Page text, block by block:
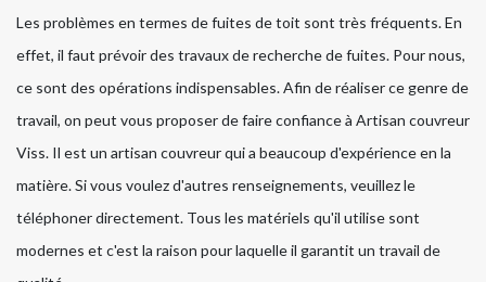
Les problèmes en termes de fuites de toit sont très fréquents. En
effet, il faut prévoir des travaux de recherche de fuites. Pour nous,
ce sont des opérations indispensables. Afin de réaliser ce genre de
travail, on peut vous proposer de faire confiance à Artisan couvreur
Viss. Il est un artisan couvreur qui a beaucoup d'expérience en la
matière. Si vous voulez d'autres renseignements, veuillez le
téléphoner directement. Tous les matériels qu'il utilise sont
modernes et c'est la raison pour laquelle il garantit un travail de